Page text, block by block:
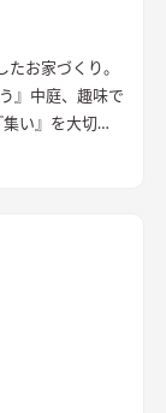
お家づくり。
』中庭、趣味で